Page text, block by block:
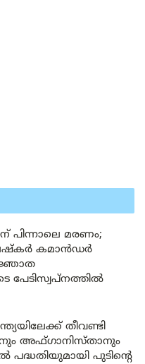
പിന്നാലെ മരണം;
കമാൻഡർ
പേടിസ്വപ്നത്തിൽ
തീവണ്ടി
അഫ്ഗാനിസ്താനും
പദ്ധതിയുമായി പുടിന്റെ